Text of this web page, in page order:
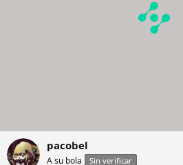
pacobel
A su bola Sin verificar